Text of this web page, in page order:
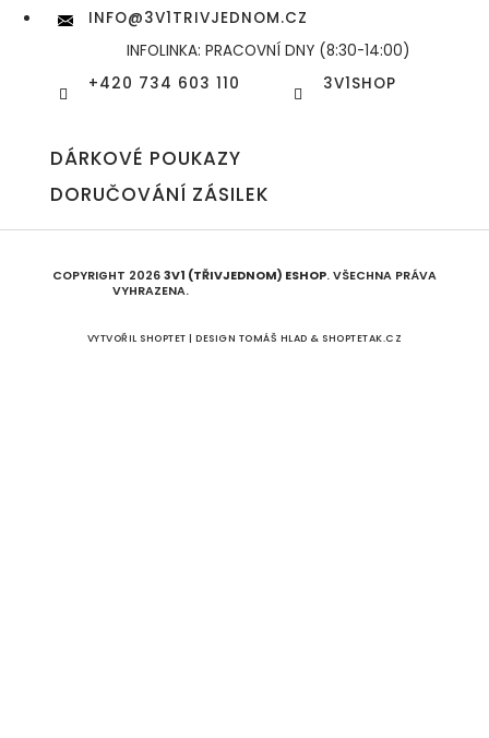
INFO@3V1TRIVJEDNOM.CZ
INFOLINKA: PRACOVNÍ DNY (8:30-14:00)
+420 734 603 110
3V1SHOP
DÁRKOVÉ POUKAZY
DORUČOVÁNÍ ZÁSILEK
COPYRIGHT 2026 3V1 (TŘIVJEDNOM) ESHOP. VŠECHNA PRÁVA
VYHRAZENA.
VYTVOŘIL SHOPTET | DESIGN TOMÁŠ HLAD & SHOPTETAK.CZ